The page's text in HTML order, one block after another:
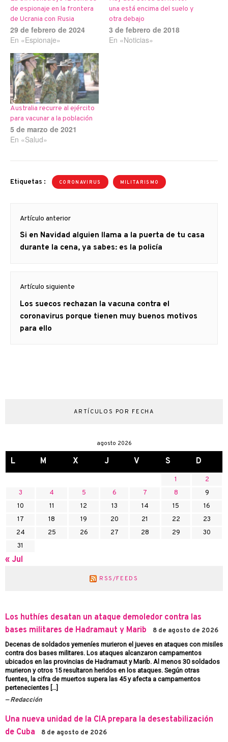
de espionaje en la frontera
de Ucrania con Rusia
29 de febrero de 2024
En «Espionaje»
una está encima del suelo y
otra debajo
3 de febrero de 2018
En «Noticias»
Australia recurre al ejército
para vacunar a la población
5 de marzo de 2021
En «Salud»
Etiquetas : CORONAVIRUS MILITARISMO
de
entradas
Artículo anterior
Artículo
anterior
Si en Navidad alguien llama a la puerta de tu casa
durante la cena, ya sabes: es la policía
Artículo siguiente
Artículo
siguiente:
Los suecos rechazan la vacuna contra el
coronavirus porque tienen muy buenos motivos
para ello
ARTÍCULOS POR FECHA
agosto 2026
L M X J V S D
1
2
3
4 5 6 7 8
9
10
11 12 13 14 15
16
17
18 19 20 21 22
23
24
25 26 27 28 29
30
31
« Jul
RSS/FEEDS
Los huthíes desatan un ataque demoledor contra las
bases militares de Hadramaut y Marib
8 de agosto de 2026
Decenas de soldados yemeníes murieron el jueves en ataques con misiles
contra dos bases militares. Los ataques alcanzaron campamentos
ubicados en las provincias de Hadramaut y Marib. Al menos 30 soldados
murieron y otros 15 resultaron heridos en los ataques. Según otras
fuentes, la cifra de muertos supera las 45 y afecta a campamentos
pertenecientes […]
Redacción
Una nueva unidad de la CIA prepara la desestabilización
de Cuba
8 de agosto de 2026